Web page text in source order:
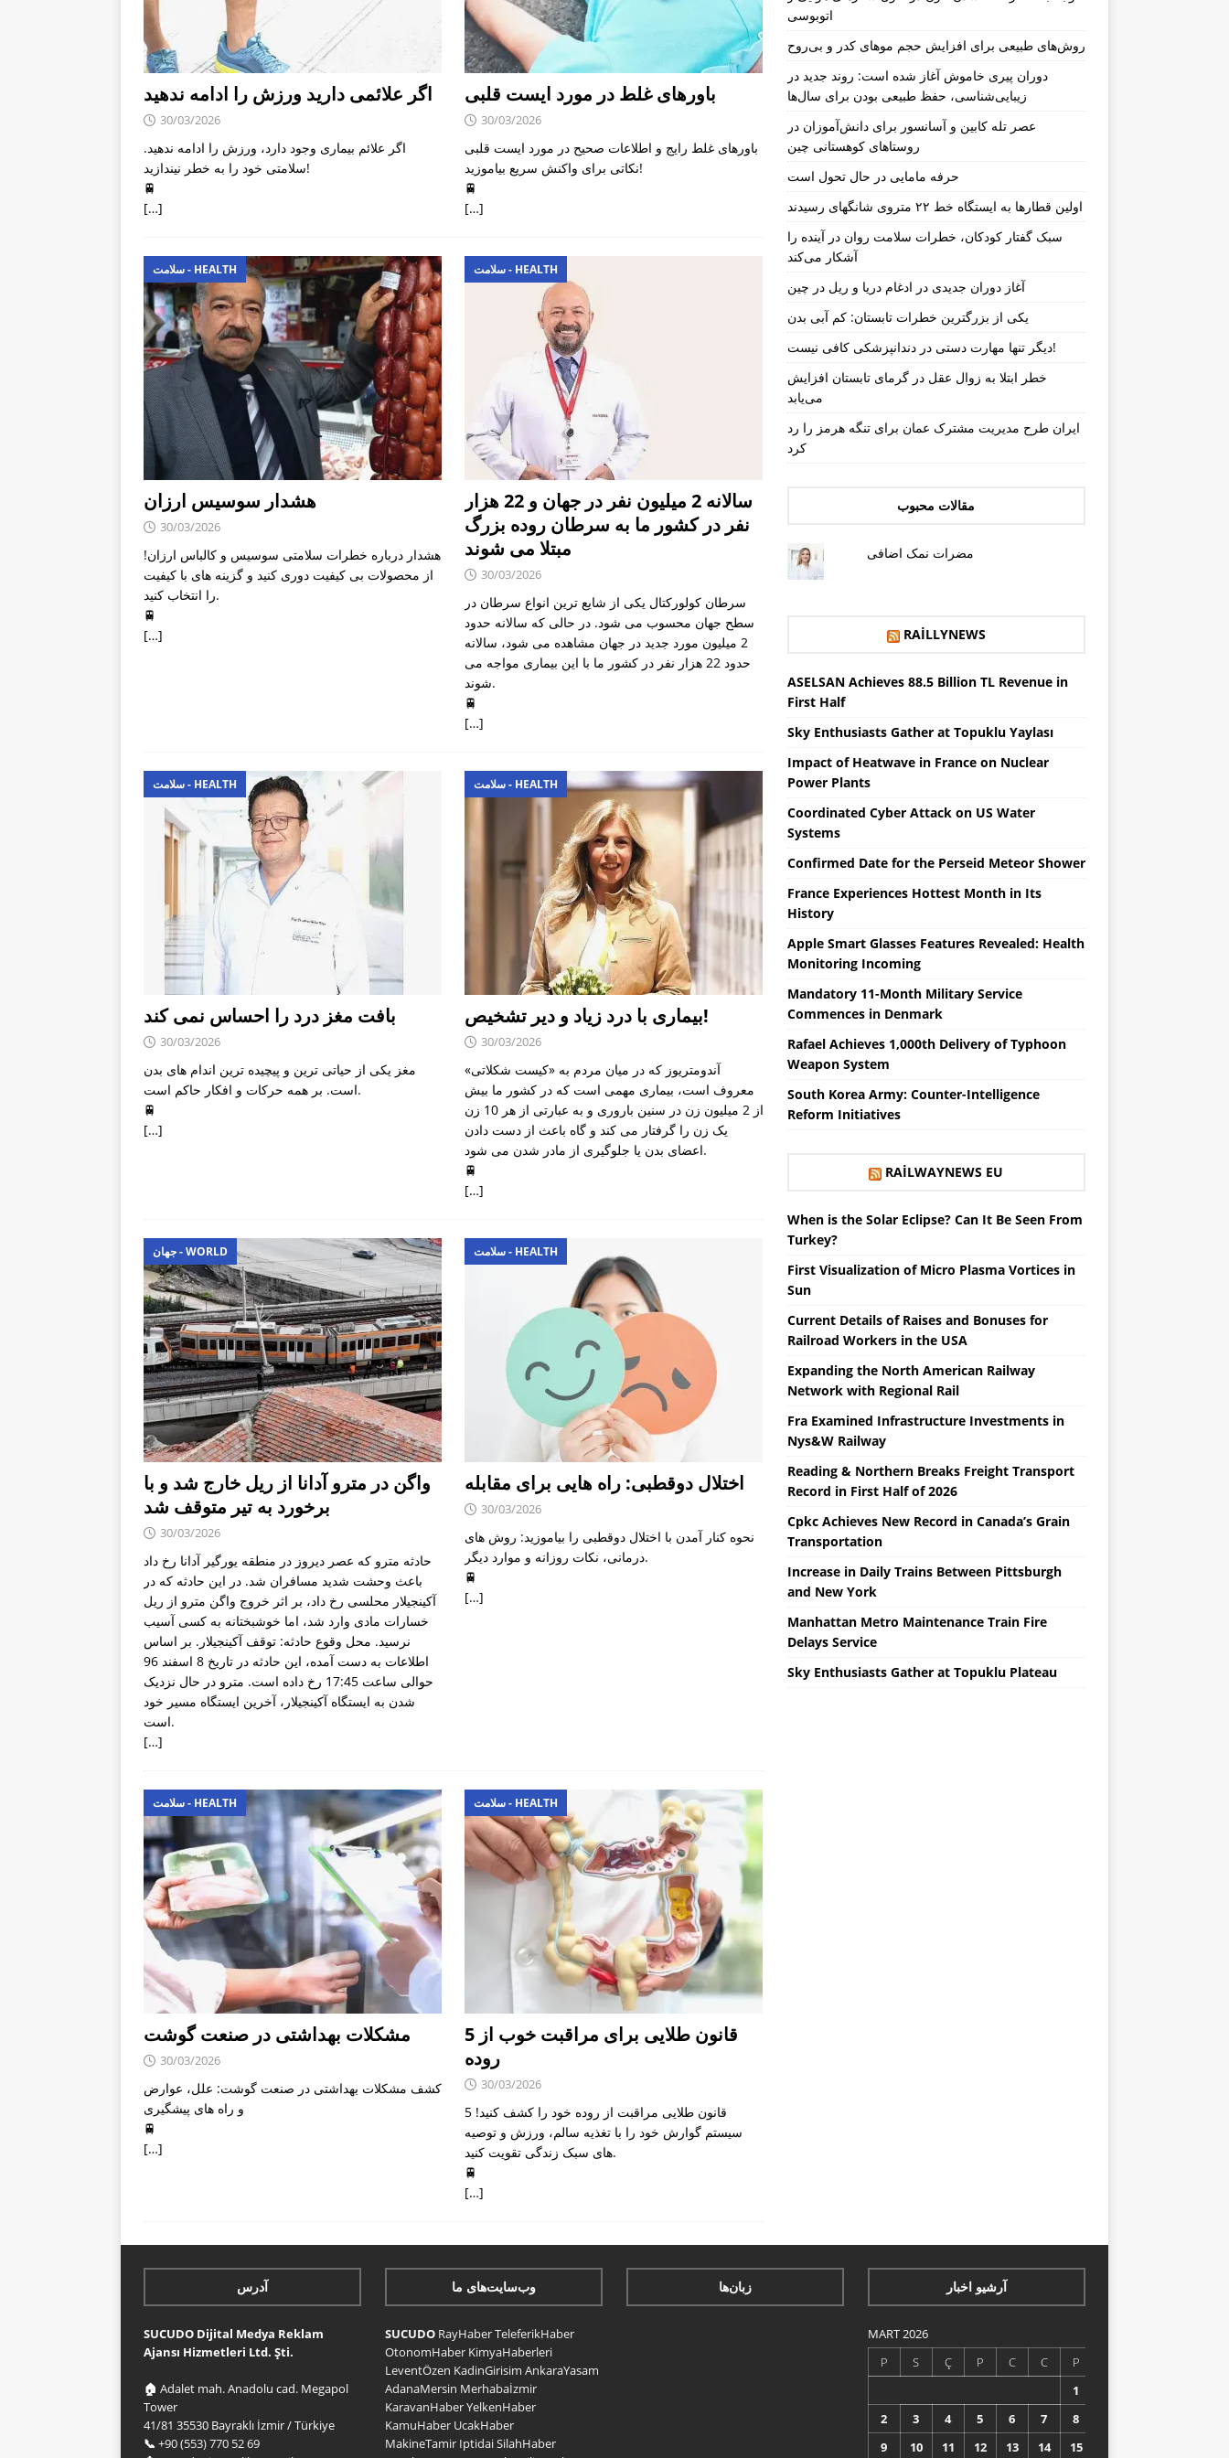
اگر علائمی دارید ورزش را ادامه ندهید
30/03/2026
اگر علائم بیماری وجود دارد، ورزش را ادامه ندهید.
سلامتی خود را به خطر نیندازید!
🚆
[…]
باورهای غلط در مورد ایست قلبی
30/03/2026
باورهای غلط رایج و اطلاعات صحیح در مورد ایست قلبی
نکاتی برای واکنش سریع بیاموزید!
🚆
[…]
سلامت - HEALTH
هشدار سوسیس ارزان
30/03/2026
هشدار درباره خطرات سلامتی سوسیس و کالباس ارزان!
از محصولات بی کیفیت دوری کنید و گزینه های با کیفیت
را انتخاب کنید.
🚆
[…]
سلامت - HEALTH
سالانه 2 میلیون نفر در جهان و 22 هزار
نفر در کشور ما به سرطان روده بزرگ
مبتلا می شوند
30/03/2026
سرطان کولورکتال یکی از شایع ترین انواع سرطان در
سطح جهان محسوب می شود. در حالی که سالانه حدود
2 میلیون مورد جدید در جهان مشاهده می شود، سالانه
حدود 22 هزار نفر در کشور ما با این بیماری مواجه می
شوند.
🚆
[…]
سلامت - HEALTH
بافت مغز درد را احساس نمی کند
30/03/2026
مغز یکی از حیاتی ترین و پیچیده ترین اندام های بدن
است. بر همه حرکات و افکار حاکم است.
🚆
[…]
سلامت - HEALTH
بیماری با درد زیاد و دیر تشخیص!
30/03/2026
آندومتریوز که در میان مردم به «کیست شکلاتی»
معروف است، بیماری مهمی است که در کشور ما بیش
از 2 میلیون زن در سنین باروری و به عبارتی از هر 10 زن
یک زن را گرفتار می کند و گاه باعث از دست دادن
اعضای بدن یا جلوگیری از مادر شدن می شود.
🚆
[…]
جهان - WORLD
واگن در مترو آدانا از ریل خارج شد و با
برخورد به تیر متوقف شد
30/03/2026
حادثه مترو که عصر دیروز در منطقه یورگیر آدانا رخ داد
باعث وحشت شدید مسافران شد. در این حادثه که در
آکینجیلار محلسی رخ داد، بر اثر خروج واگن مترو از ریل
خسارات مادی وارد شد، اما خوشبختانه به کسی آسیب
نرسید. محل وقوع حادثه: توقف آکینجیلار. بر اساس
اطلاعات به دست آمده، این حادثه در تاریخ 8 اسفند 96
حوالی ساعت 17:45 رخ داده است. مترو در حال نزدیک
شدن به ایستگاه آکینجیلار، آخرین ایستگاه مسیر خود
است.
[…]
سلامت - HEALTH
اختلال دوقطبی: راه هایی برای مقابله
30/03/2026
نحوه کنار آمدن با اختلال دوقطبی را بیاموزید: روش های
درمانی، نکات روزانه و موارد دیگر.
🚆
[…]
سلامت - HEALTH
مشکلات بهداشتی در صنعت گوشت
30/03/2026
کشف مشکلات بهداشتی در صنعت گوشت: علل، عوارض
و راه های پیشگیری
🚆
[…]
سلامت - HEALTH
5 قانون طلایی برای مراقبت خوب از
روده
30/03/2026
5 قانون طلایی مراقبت از روده خود را کشف کنید!
سیستم گوارش خود را با تغذیه سالم، ورزش و توصیه
های سبک زندگی تقویت کنید.
🚆
[…]
اتوبوسی
روش‌های طبیعی برای افزایش حجم موهای کدر و بی‌روح
دوران پیری خاموش آغاز شده است: روند جدید در
زیبایی‌شناسی، حفظ طبیعی بودن برای سال‌ها
عصر تله کابین و آسانسور برای دانش‌آموزان در
روستاهای کوهستانی چین
حرفه مامایی در حال تحول است
اولین قطارها به ایستگاه خط ۲۲ متروی شانگهای رسیدند
سبک گفتار کودکان، خطرات سلامت روان در آینده را
آشکار می‌کند
آغاز دوران جدیدی در ادغام دریا و ریل در چین
یکی از بزرگترین خطرات تابستان: کم آبی بدن
دیگر تنها مهارت دستی در دندانپزشکی کافی نیست!
خطر ابتلا به زوال عقل در گرمای تابستان افزایش
می‌یابد
ایران طرح مدیریت مشترک عمان برای تنگه هرمز را رد
کرد
مقالات محبوب
مضرات نمک اضافی
RAILLYNEWS
ASELSAN Achieves 88.5 Billion TL Revenue in
First Half
Sky Enthusiasts Gather at Topuklu Yaylası
Impact of Heatwave in France on Nuclear
Power Plants
Coordinated Cyber ​​Attack on US Water
Systems
Confirmed Date for the Perseid Meteor Shower
France Experiences Hottest Month in Its
History
Apple Smart Glasses Features Revealed: Health
Monitoring Incoming
Mandatory 11-Month Military Service
Commences in Denmark
Rafael Achieves 1,000th Delivery of Typhoon
Weapon System
South Korea Army: Counter-Intelligence
Reform Initiatives
RAILWAYNEWS EU
When is the Solar Eclipse? Can It Be Seen From
Turkey?
First Visualization of Micro Plasma Vortices in
Sun
Current Details of Raises and Bonuses for
Railroad Workers in the USA
Expanding the North American Railway
Network with Regional Rail
Fra Examined Infrastructure Investments in
Nys&W Railway
Reading & Northern Breaks Freight Transport
Record in First Half of 2026
Cpkc Achieves New Record in Canada’s Grain
Transportation
Increase in Daily Trains Between Pittsburgh
and New York
Manhattan Metro Maintenance Train Fire
Delays Service
Sky Enthusiasts Gather at Topuklu Plateau
آدرس
SUCUDO Dijital Medya Reklam
Ajansı Hizmetleri Ltd. Şti.
🏠 Adalet mah. Anadolu cad. Megapol
Tower
41/81 35530 Bayraklı İzmir / Türkiye
📞 +90 (553) 770 52 69
وب‌سایت‌های ما
SUCUDO RayHaberTeleferikHaber
OtonomHaber KimyaHaberleri
LeventÖzen KadinGirisim AnkaraYasam
AdanaMersin Merhabaİzmir
KaravanHaberYelkenHaber
KamuHaber UcakHaber
MakineTamir IptidaiSilahHaber
زبان‌ها آرشیو اخبار
MART 2026
P
S Ç P C C
P
1
2
3 4 5 6 7
8
9
10 11 12 13 14 15